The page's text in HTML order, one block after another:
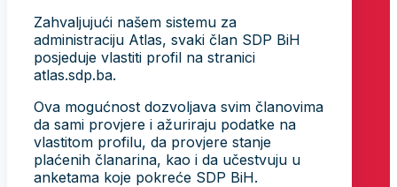
Zahvaljujući našem sistemu za
administraciju Atlas, svaki član SDP BiH
posjeduje vlastiti profil na stranici
atlas.sdp.ba.
Ova mogućnost dozvoljava svim članovima
da sami provjere i ažuriraju podatke na
vlastitom profilu, da provjere stanje
plaćenih članarina, kao i da učestvuju u
anketama koje pokreće SDP BiH.